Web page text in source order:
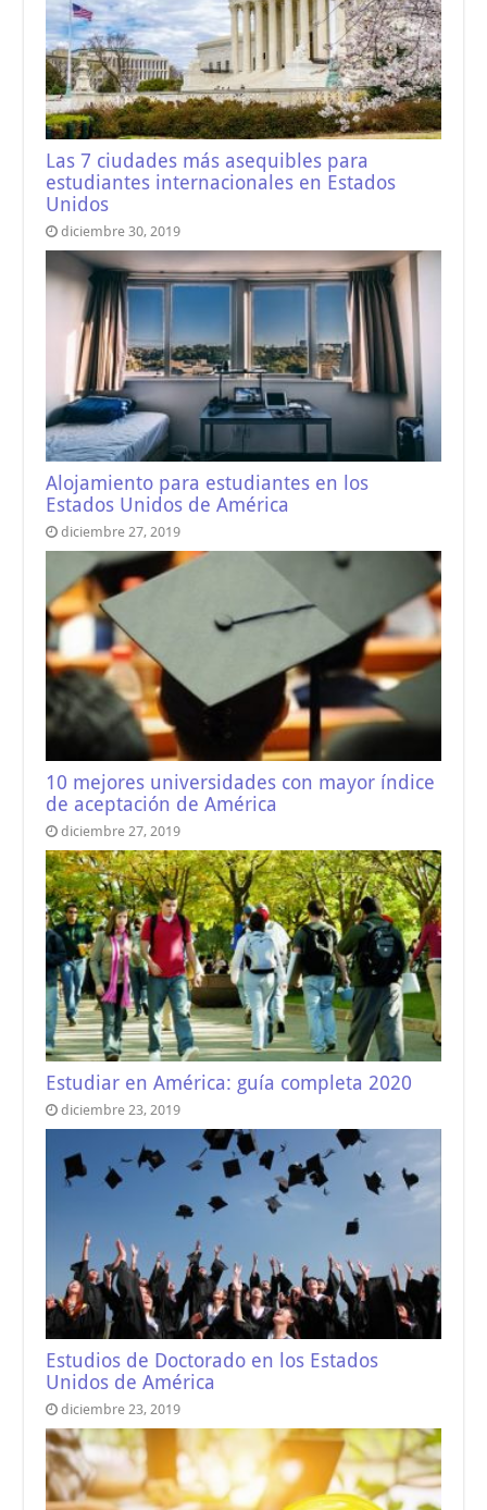
Las 7 ciudades más asequibles para
estudiantes internacionales en Estados
Unidos
diciembre 30, 2019
Alojamiento para estudiantes en los
Estados Unidos de América
diciembre 27, 2019
10 mejores universidades con mayor índice
de aceptación de América
diciembre 27, 2019
Estudiar en América: guía completa 2020
diciembre 23, 2019
Estudios de Doctorado en los Estados
Unidos de América
diciembre 23, 2019